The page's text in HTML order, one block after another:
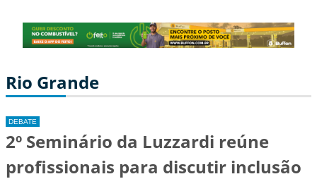
Rio Grande
DEBATE
2º Seminário da Luzzardi reúne
profissionais para discutir inclusão